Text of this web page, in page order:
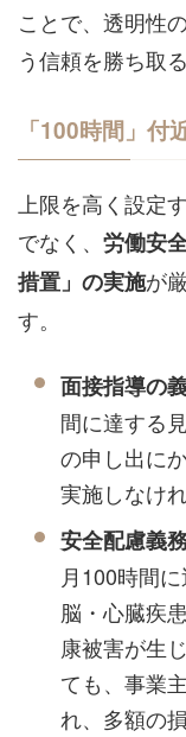
ことで、透明性
う信頼を勝ち取
「100時間」付
上限を高く設定
でなく、 労働安
措置」の実施が
す。
面接指導の
間に達する
の申し出に
実施しなけ
安全配慮義
月100時間
脳・心臓疾
康被害が生
ても、事業
れ、多額の